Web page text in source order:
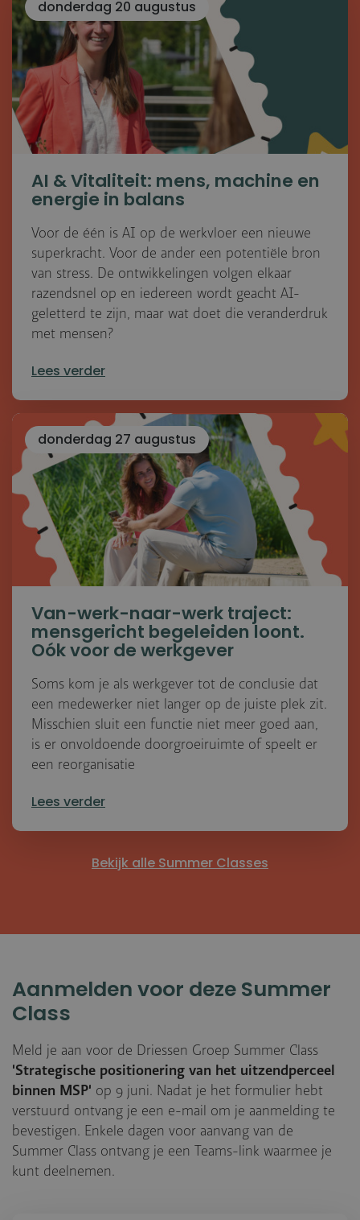
donderdag 20 augustus
AI & Vitaliteit: mens, machine en
energie in balans
Voor de één is AI op de werkvloer een nieuwe
superkracht. Voor de ander een potentiële bron
van stress. De ontwikkelingen volgen elkaar
razendsnel op en iedereen wordt geacht AI-
geletterd te zijn, maar wat doet die veranderdruk
met mensen?
Lees verder
donderdag 27 augustus
Van-werk-naar-werk traject:
mensgericht begeleiden loont.
Oók voor de werkgever
Soms kom je als werkgever tot de conclusie dat
een medewerker niet langer op de juiste plek zit.
Misschien sluit een functie niet meer goed aan,
is er onvoldoende doorgroeiruimte of speelt er
een reorganisatie
Lees verder
Bekijk alle Summer Classes
Aanmelden voor deze Summer
Class
Meld je aan voor de Driessen Groep Summer Class
'Strategische positionering van het uitzendperceel
binnen MSP' op 9 juni. Nadat je het formulier hebt
verstuurd ontvang je een e-mail om je aanmelding te
bevestigen. Enkele dagen voor aanvang van de
Summer Class ontvang je een Teams-link waarmee je
kunt deelnemen.